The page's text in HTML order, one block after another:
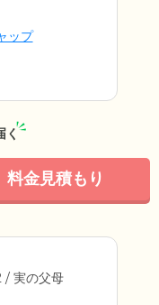
ップ
く
料金見積もり
/ 実の父母